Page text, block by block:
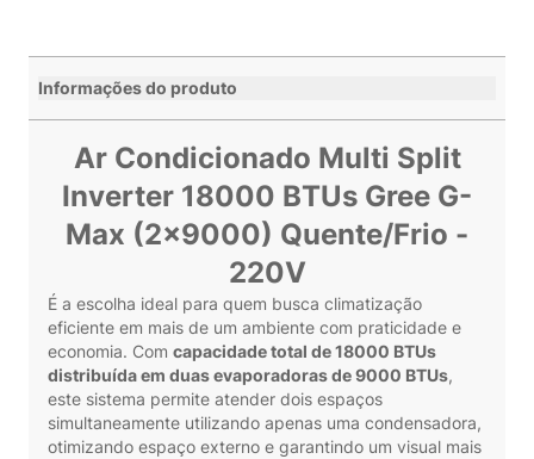
Informações do produto
Ar Condicionado Multi Split
Inverter 18000 BTUs Gree G-
Max (2x9000) Quente/Frio -
220V
É a escolha ideal para quem busca climatização
eficiente em mais de um ambiente com praticidade e
economia. Com capacidade total de 18000 BTUs
distribuída em duas evaporadoras de 9000 BTUs,
este sistema permite atender dois espaços
simultaneamente utilizando apenas uma condensadora,
otimizando espaço externo e garantindo um visual mais